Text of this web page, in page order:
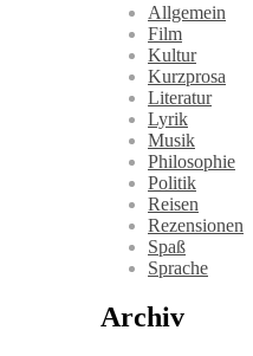
Allgemein
Film
Kultur
Kurzprosa
Literatur
Lyrik
Musik
Philosophie
Politik
Reisen
Rezensionen
Spaß
Sprache
Archiv